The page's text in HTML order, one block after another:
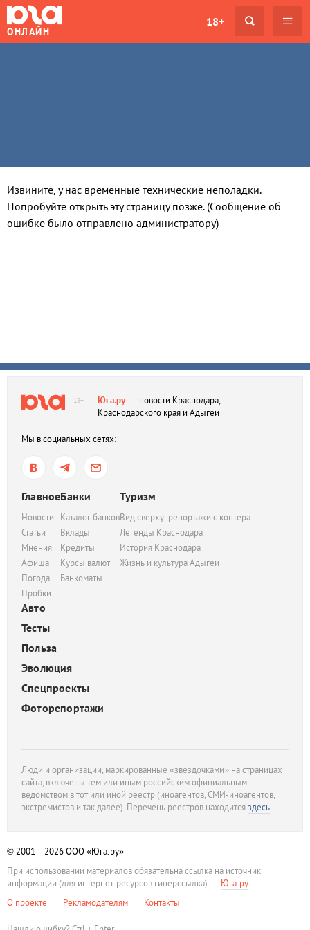
ОНЛАЙН
18+
Извините, у нас временные технические неполадки.
Попробуйте открыть эту страницу позже. (Сообщение об
ошибке было отправлено администратору)
18+ Юга.ру— новости Краснодара,
Краснодарского края и Адыгеи
Мы в социальных сетях:
Главное
Новости
Статьи
Мнения
Афиша
Погода
Пробки
Банки
Каталог банков
Вклады
Кредиты
Курсы валют
Банкоматы
Туризм
Вид сверху: репортажи с коптера
Легенды Краснодара
История Краснодара
Жизнь и культура Адыгеи
Авто
Тесты
Польза
Эволюция
Спецпроекты
Фоторепортажи
Люди и организации, маркированные «звездочками» на страницах
сайта, включены тем или иным российским официальным
ведомством в тот или иной реестр (иноагентов, СМИ-иноагентов,
экстремистов и так далее). Перечень реестров находитсяздесь.
© 2001—2026ООО «Юга.ру»
При использовании материалов обязательна ссылка на источник
информации (для интернет-ресурсов гиперссылка) — Юга.ру
О проекте
Рекламодателям Контакты